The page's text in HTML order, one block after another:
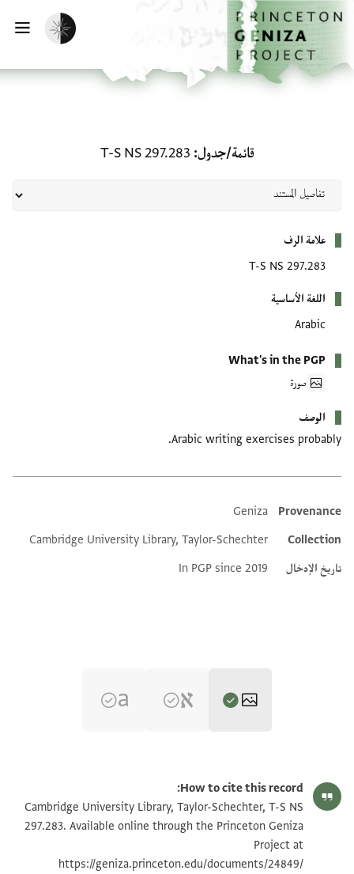
إلى المحتوى الرئيسي
الرئيسية
تفعيل الوضع المظلم
قائمة/جدول T-S NS 297.283
علامة الرف
T-S NS 297.283
اللغة الأساسية
Arabic
What's in the PGP
صورة
الوصف
Arabic writing exercises probably.
Additional metadata
Provenance
Geniza
Collection
Cambridge University Library, Taylor-Schechter
تاريخ الإدخال
In PGP since 2019
T-S NS 297.283 1v تكبير و تدوير
بيان أذونات الصورة
How to cite this record:
Cambridge University Library, Taylor-Schechter, T-S NS
297.283. Available online through the Princeton Geniza
Project at
https://geniza.princeton.edu/documents/24849/